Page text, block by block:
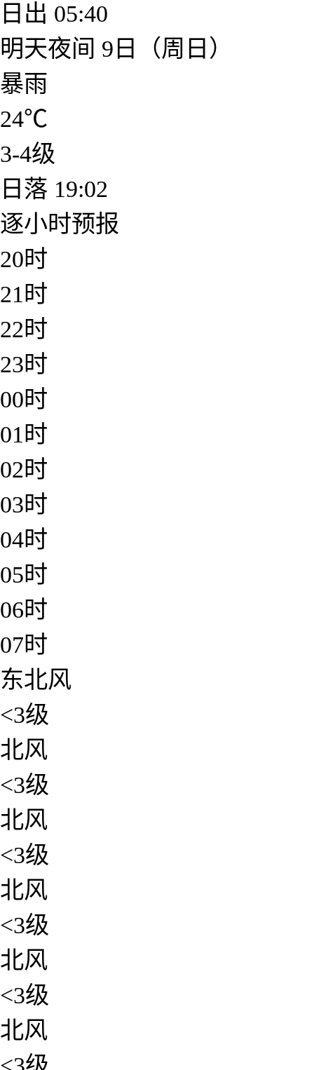
日出 05:40
明天夜间 9日（周日）
暴雨
24℃
3-4级
日落 19:02
逐小时预报
20时
21时
22时
23时
00时
01时
02时
03时
04时
05时
06时
07时
东北风
<3级
北风
<3级
北风
<3级
北风
<3级
北风
<3级
北风